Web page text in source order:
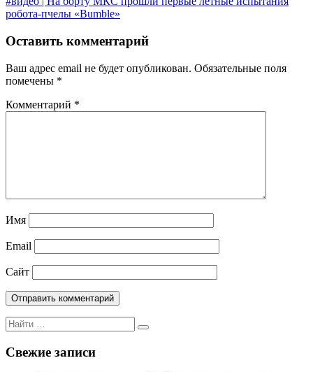
записям
запись:
робота-пчелы «Bumble»
Оставить комментарий
Ваш адрес email не будет опубликован. Обязательные поля
помечены *
Комментарий *
Имя
Email
Сайт
Поиск
для:
Поиск
Свежие записи